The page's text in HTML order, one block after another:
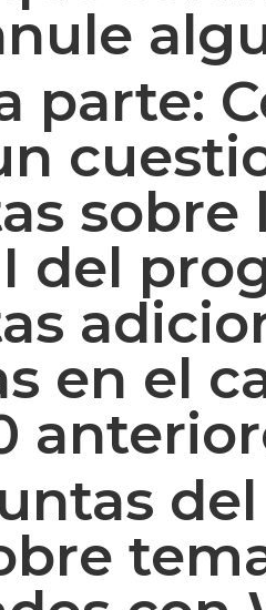
parte:
sobre
del
en el